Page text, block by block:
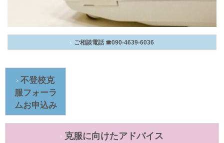
ご相談電話 ☎090-4639-6036
不登校克
服フォーラ
ムお申込み
克服に向けたアドバイス